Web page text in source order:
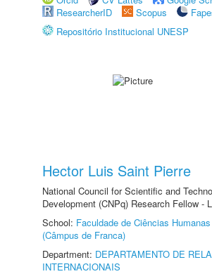
ResearcherID
Scopus
Repositório Institucional UNESP
Hector Luis Saint Pierre
National Council for Scientific and
Development (CNPq) Research Fellow -
School: Faculdade de Ciências
(Câmpus de Franca)
Department: DEPARTAMENTO DE
INTERNACIONAIS